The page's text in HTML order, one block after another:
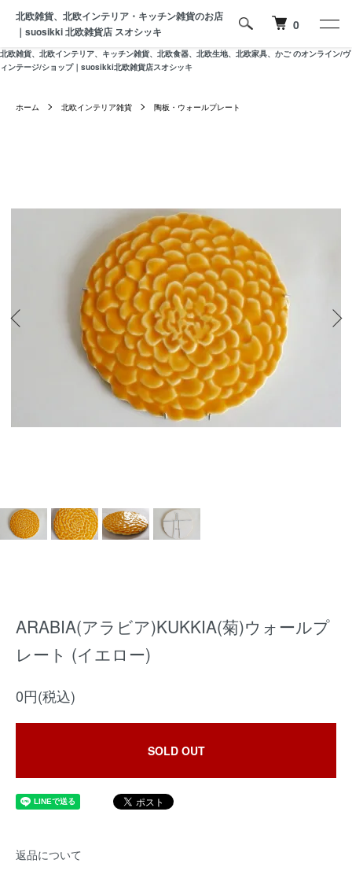
北欧雑貨、北欧インテリア、キッチン雑貨、北欧食器、北欧生地、北欧家具、かご のオンライン/ヴ
ィンテージ/ショップ｜suosikki北欧雑貨店スオシッキ
北欧雑貨、北欧インテリア・キッチン雑貨のお店
｜suosikki 北欧雑貨店 スオシッキ
0
ホーム 北欧インテリア雑貨 陶板・ウォールプレート
ARABIA(アラビア)KUKKIA(菊)ウォールプ
レート (イエロー)
0円(税込)
SOLD OUT
返品について